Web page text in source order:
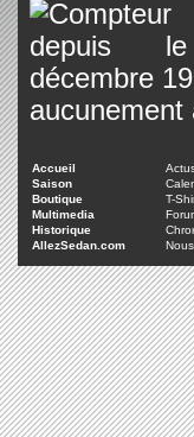
aucunement
Accueil
Saison
Boutique
T-
Multimedia
Historique
AllezSedan.com